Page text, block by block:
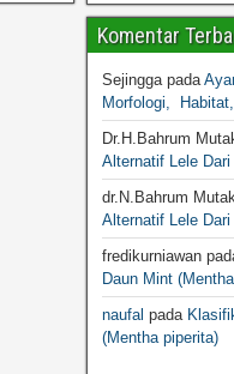
Komentar
Sejinggapada
Morfologi,
Dr.H.Bahrum
Alternatif Lele
dr.N.Bahrum
Alternatif Lele
fredikurniawan
Daun Mint
naufal pada
(Mentha piperita)